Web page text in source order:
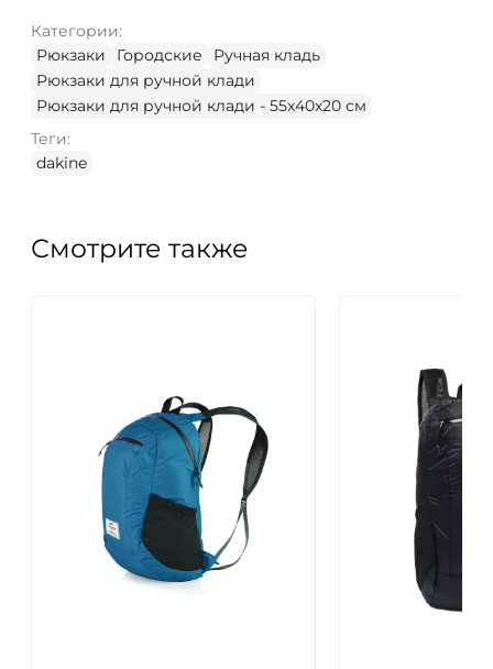
Категории:
Рюкзаки
Городские
Ручная кладь
Рюкзаки для ручной клади
Рюкзаки для ручной клади - 55x40x20 см
Теги:
dakine
Смотрите также